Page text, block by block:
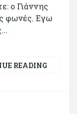
ο Γιάννης
φωνές. Εγω
READING